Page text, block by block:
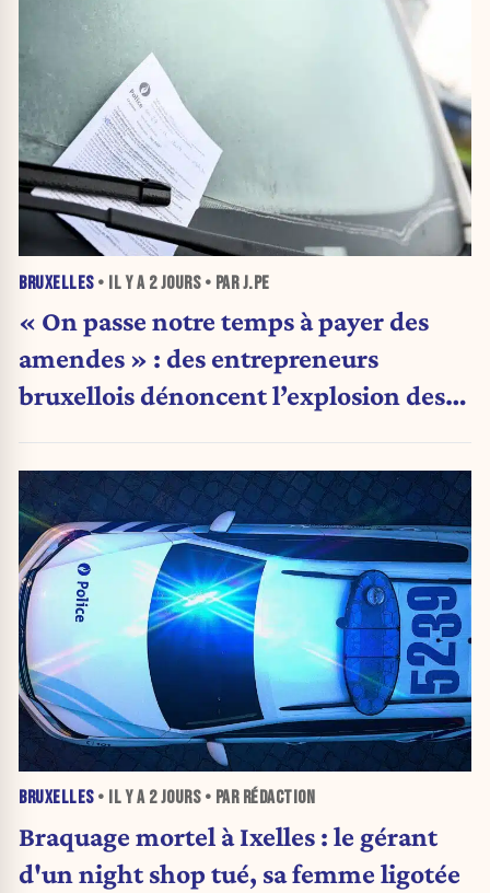
BRUXELLES• IL Y A 2 JOURS• PAR J.PE
« On passe notre temps à payer des
amendes » : des entrepreneurs
bruxellois dénoncent l’explosion des
BRUXELLES• IL Y A 2 JOURS• PAR RÉDACTION
Braquage mortel à Ixelles : le gérant
d'un night shop tué, sa femme ligotée